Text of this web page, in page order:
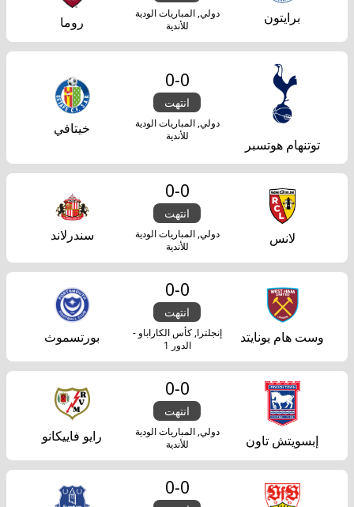
برايتون
دولي, المباريات الودية
للأندية
روما
توتنهام هوتسبر
0
-
0
انتهت
دولي, المباريات الودية
للأندية
خيتافي
لانس
0
-
0
انتهت
دولي, المباريات الودية
للأندية
سندرلاند
وست هام يونايتد
0
-
0
انتهت
إنجلترا, كأس الكاراباو -
الدور 1
بورتسموث
إبسويتش تاون
0
-
0
انتهت
دولي, المباريات الودية
للأندية
رايو فاييكانو
0
-
0